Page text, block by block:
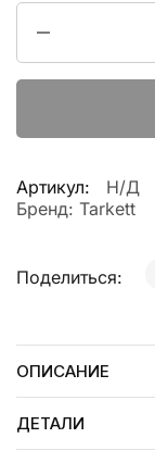
Артикул:
Н/Д
Бренд: Tarkett
Поделиться:
ОПИСАНИЕ
ДЕТАЛИ